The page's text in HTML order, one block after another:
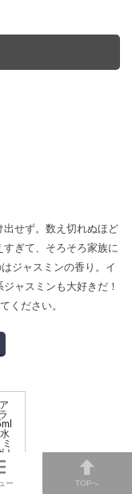
せず。数え切れぬほど
ぎて、そろそろ家族に
ジャスミンの香り。イ
ャスミンも大好きだ！
ください。
ー TOPへ